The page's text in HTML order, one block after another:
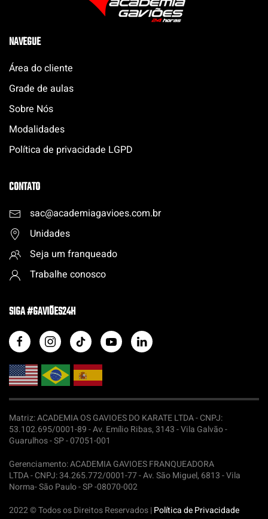
NAVEGUE
Área do cliente
Grade de aulas
Sobre Nós
Modalidades
Política de privacidade LGPD
CONTATO
sac@academiagavioes.com.br
Unidades
Seja um franqueado
Trabalhe conosco
SIGA #GAVIÕES24H
Matriz: ACADEMIA OS GAVIOES DO KARATE LTDA -CNPJ:
53.102.695/0001-89 - Av. Emílio Ribas, 3143 - Vila Galvão -
Guarulhos - SP - 07051-001
Gerenciamento: ACADEMIA GAVIOES FRANQUEADORA
LTDA -CNPJ: 34.265.772/0001-77 - Av. São Miguel, 6813 - Vila
Norma- São Paulo - SP -08070-002
2022 © Todos os Direitos Reservados |Política de Privacidade